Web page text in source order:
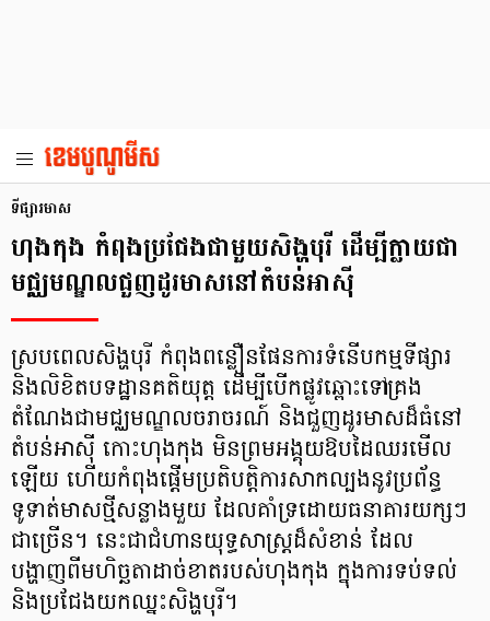
ទីផ្សារមាស
ហុងកុង កំពុងប្រជែងជាមួយសិង្ហបុរី ដើម្បីក្លាយជា
មជ្ឈមណ្ឌលជួញដូរមាសនៅតំបន់អាស៊ី
ស្របពេលសិង្ហបុរី កំពុងពន្លឿនផែនការទំនើបកម្មទីផ្សារ
និងលិខិតបទដ្ឋានគតិយុត្ត ដើម្បីបើកផ្លូវឆ្ពោះទៅគ្រង
តំណែងជាមជ្ឈមណ្ឌលចរាចរណ៍ និងជួញដូរមាសដ៏ធំនៅ
តំបន់អាស៊ី កោះហុងកុង មិនព្រមអង្គុយឱបដៃឈរមើល
ឡើយ ហើយកំពុងផ្តើមប្រតិបត្តិការសាកល្បងនូវប្រព័ន្ធ
ទូទាត់មាសថ្មីសន្លាងមួយ ដែលគាំទ្រដោយធនាគារយក្សៗ
ជាច្រើន។ នេះជាជំហានយុទ្ធសាស្ត្រដ៏សំខាន់ ដែល
បង្ហាញពីមហិច្ឆតាដាច់ខាតរបស់ហុងកុង ក្នុងការទប់ទល់
និងប្រជែងយកឈ្នះសិង្ហបុរី។